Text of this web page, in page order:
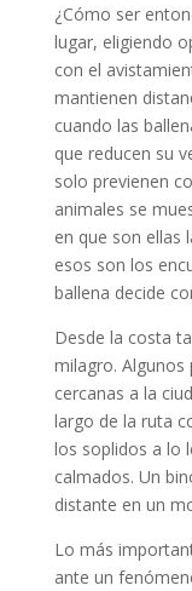
¿Cómo ser
lugar, eligiendo
con el
mantienen
cuando las
que reducen su
solo previenen
animales se
en que son ellas
esos son los
ballena decide
Desde la costa
milagro. Algunos
cercanas a la
largo de la ruta
los soplidos a lo
calmados. Un
distante en un
Lo más
ante un